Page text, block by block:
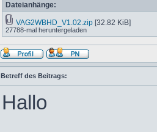
Dateianhänge:
VAG2WBHD_V1.02.zip [32.82 KiB]
27788-mal heruntergeladen
Betreff des Beitrags:
Hallo